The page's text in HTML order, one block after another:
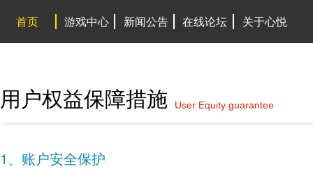
首页 游戏中心 新闻公告 在线论坛 关于心悦
用户权益保障措施 User Equity guarantee
1、账户安全保护